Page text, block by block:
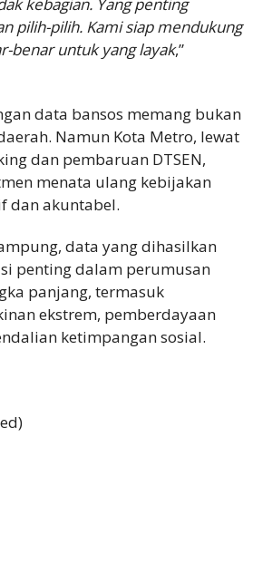
pilih-pilih. Kami siap mendukung
benar untuk yang layak,”
data bansos memang bukan
Namun Kota Metro, lewat
dan pembaruan DTSEN,
menata ulang kebijakan
dan akuntabel.
data yang dihasilkan
penting dalam perumusan
panjang, termasuk
ekstrem, pemberdayaan
ketimpangan sosial.